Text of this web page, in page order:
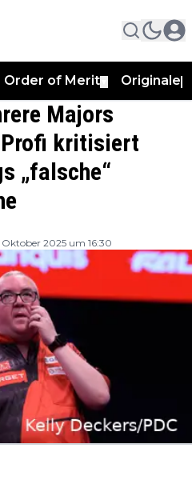
Order of Merit Originale
Majors
Profi kritisiert
„falsche“
Oktober 2025 um 16:30